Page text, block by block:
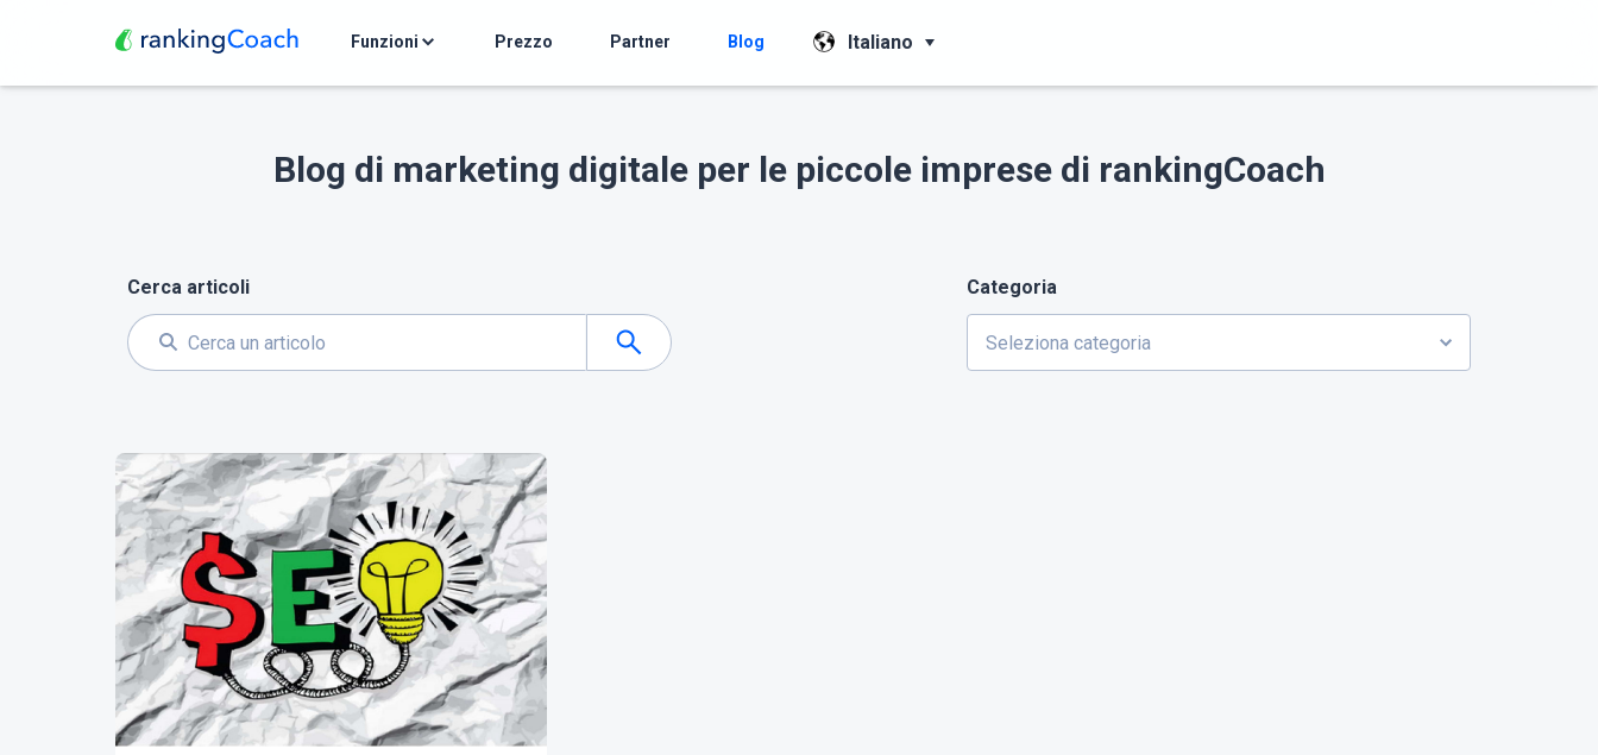
Funzioni Prezzo Partner Blog Italiano
Blog di marketing digitale per le piccole imprese di rankingCoach
Cerca articoli Categoria
Seleziona categoria